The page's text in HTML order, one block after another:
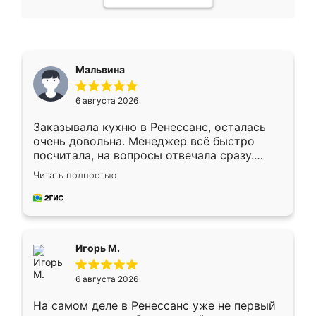
Мальвина
6 августа 2026
Заказывала кухню в Ренессанс, осталась
очень довольна. Менеджер всё быстро
посчитала, на вопросы отвечала сразу.
Замерщик приехал в субботу, подошёл к
делу со всей ответственностью. Собрали
за день, ребята работали аккуратно, даже
Читать полностью
Игорь М.
6 августа 2026
На самом деле в Ренессанс уже не первый